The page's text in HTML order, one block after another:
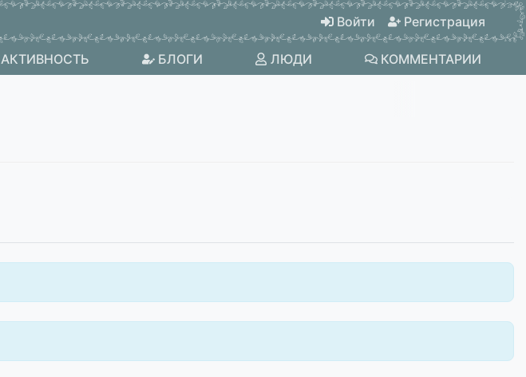
Войти Регистрация
АКТИВНОСТЬ БЛОГИ ЛЮДИ КОММЕНТАРИИ